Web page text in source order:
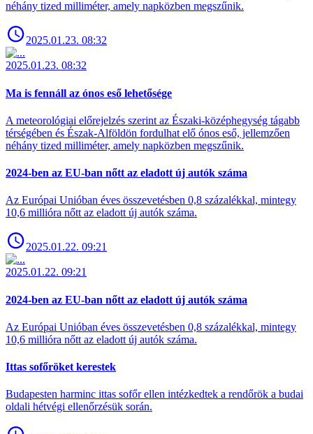
néhány tized milliméter, amely napközben megszűnik.
2025.01.23. 08:32
2025.01.23. 08:32
Ma is fennáll az ónos eső lehetősége
A meteorológiai előrejelzés szerint az Északi-középhegység tágabb
térségében és Észak-Alföldön fordulhat elő ónos eső, jellemzően
néhány tized milliméter, amely napközben megszűnik.
2024-ben az EU-ban nőtt az eladott új autók száma
Az Európai Unióban éves összevetésben 0,8 százalékkal, mintegy
10,6 millióra nőtt az eladott új autók száma.
2025.01.22. 09:21
2025.01.22. 09:21
2024-ben az EU-ban nőtt az eladott új autók száma
Az Európai Unióban éves összevetésben 0,8 százalékkal, mintegy
10,6 millióra nőtt az eladott új autók száma.
Ittas sofőröket kerestek
Budapesten harminc ittas sofőr ellen intézkedtek a rendőrök a budai
oldali hétvégi ellenőrzésük során.